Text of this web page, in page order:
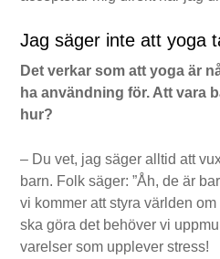
Jag säger inte att yoga
Det verkar som att yoga är
ha användning för. Att vara
hur?
– Du vet, jag säger alltid att
barn. Folk säger: ”Åh, de är
vi kommer att styra världen
ska göra det behöver vi
varelser som upplever stress!